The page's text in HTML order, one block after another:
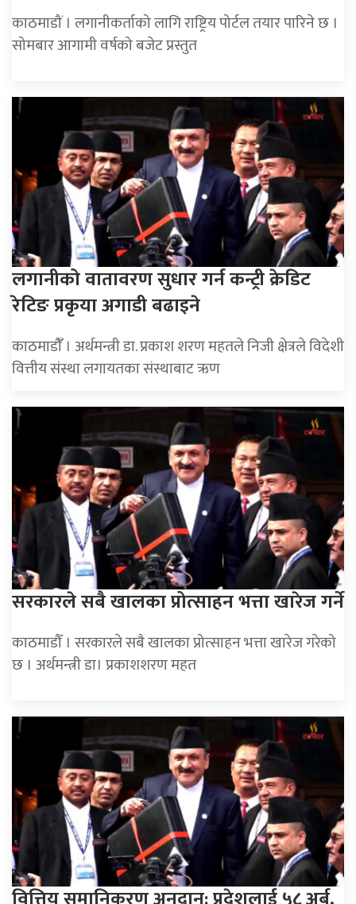
काठमाडौं । लगानीकर्ताको लागि राष्ट्रिय पोर्टल तयार पारिने छ ।
सोमबार आगामी वर्षको बजेट प्रस्तुत
लगानीको वातावरण सुधार गर्न कन्ट्री क्रेडिट
रेटिङ प्रकृया अगाडी बढाइने
काठमाडौंँ । अर्थमन्त्री डा. प्रकाश शरण महतले निजी क्षेत्रले विदेशी
वित्तीय संस्था लगायतका संस्थाबाट ऋण
सरकारले सबै खालका प्रोत्साहन भत्ता खारेज गर्ने
काठमाडौँ । सरकारले सबै खालका प्रोत्साहन भत्ता खारेज गरेको
छ । अर्थमन्त्री डा। प्रकाशशरण महत